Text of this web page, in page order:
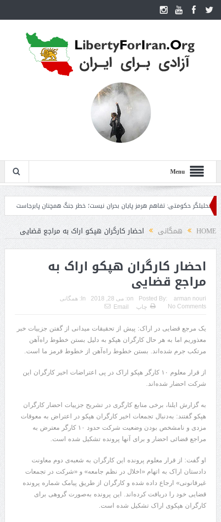
Menu
حکومتی: تفاهم هرمز پایان بحران نیست؛ خطر جنگ همچنان پابرجاست ایران؛
HOME همگانی احضار کارگران هپکو اراک به مراجع قضایی
احضار کارگران هپکو اراک به
مراجع قضایی
Posted By: arman nouri
on: می 28, 2018 In: همگانی
No Comments
چاپ Email
یک مرجع قضایی در اراک: پیش از تحقیقات میدانی از گفتن جزییات خبر
معذوریم اما به هر حال کارگران هپکو به دلیل بستن خطوط راه‌آهن
مرتکب جرم شده‌اند. بستن خطوط راه‌آهن از خطوط قرمز ما است.
از قرار معلوم ۱۰ کارگر هپکو اراک در پی اعتراضات اخیر کارگران این
شرکت احضار شده‌اند.
به گزارش ایلنا، برخی منابع کارگری در تشریح جزییات احضار کارگران
هپکو گفتند: به‌دنبال تجمعات اخیر کارگران هپکو در اعتراض به معوقات
مزدی و نامشخص بودن وضعیت شرکت حدود ۱۰ کارگر معترض به
مراجع قضائی احضار و برای آنها پرونده تشکیل شده است.
او گفت: از قرار معلوم پرونده این کارگران به شعبه‌ی دوم معاونت
دادستان اراک به اتهام «اخلال در نظم جامعه» و «شرکت در تجمعات
غیرقانونی» ارجاع داده شده و کارگران از طریق پیامک شماره پرونده
قضایی خود را دریافت کرده‌اند. این پرونده به‌صورت گروهی برای
کارگران هپکوی اراک تشکیل شده است.